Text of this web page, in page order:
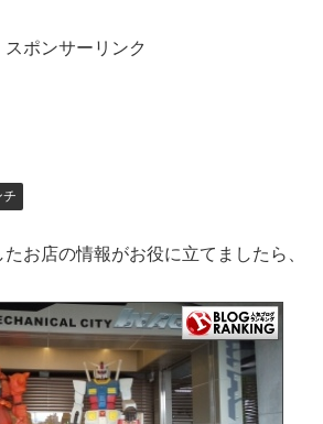
スポンサーリンク
お店の情報がお役に立てましたら、